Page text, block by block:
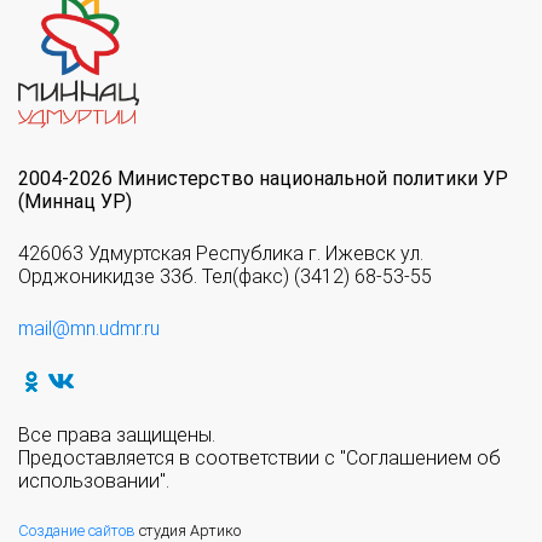
2004-2026 Министерство национальной политики УР
(Миннац УР)
426063 Удмуртская Республика г. Ижевск ул.
Орджоникидзе 33б. Тел(факс) (3412) 68-53-55
mail@mn.udmr.ru
Все права защищены.
Предоставляется в соответствии с "Соглашением об
использовании".
Создание сайтов студия Артико